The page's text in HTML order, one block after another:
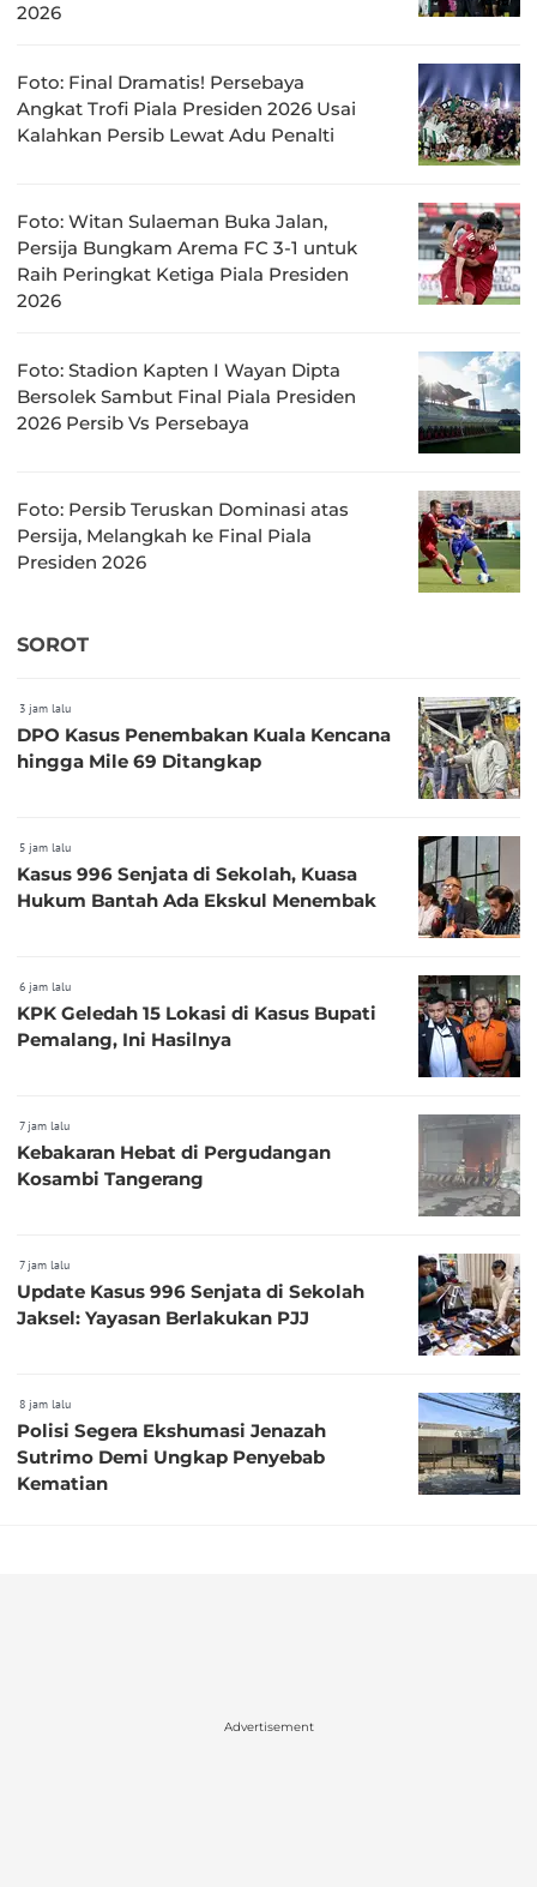
2026
Foto: Final Dramatis! Persebaya
Angkat Trofi Piala Presiden 2026 Usai
Kalahkan Persib Lewat Adu Penalti
Foto: Witan Sulaeman Buka Jalan,
Persija Bungkam Arema FC 3-1 untuk
Raih Peringkat Ketiga Piala Presiden
2026
Foto: Stadion Kapten I Wayan Dipta
Bersolek Sambut Final Piala Presiden
2026 Persib Vs Persebaya
Foto: Persib Teruskan Dominasi atas
Persija, Melangkah ke Final Piala
Presiden 2026
SOROT
3 jam lalu
DPO Kasus Penembakan Kuala Kencana
hingga Mile 69 Ditangkap
5 jam lalu
Kasus 996 Senjata di Sekolah, Kuasa
Hukum Bantah Ada Ekskul Menembak
6 jam lalu
KPK Geledah 15 Lokasi di Kasus Bupati
Pemalang, Ini Hasilnya
7 jam lalu
Kebakaran Hebat di Pergudangan
Kosambi Tangerang
7 jam lalu
Update Kasus 996 Senjata di Sekolah
Jaksel: Yayasan Berlakukan PJJ
8 jam lalu
Polisi Segera Ekshumasi Jenazah
Sutrimo Demi Ungkap Penyebab
Kematian
Advertisement